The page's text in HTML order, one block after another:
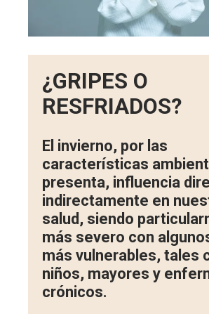
¿GRIPES O
RESFRIADOS?
El invierno, por las
características
presenta, influencia
indirectamente en
salud, siendo
más severo con
más vulnerables, tales
niños, mayores y
crónicos.